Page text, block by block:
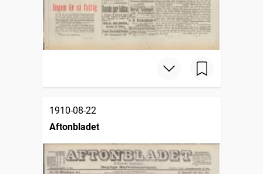
1910-08-22
Aftonbladet